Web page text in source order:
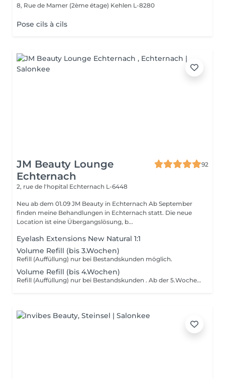
8, Rue de Mamer (2ème étage) Kehlen L-8280
Pose cils à cils
JM Beauty Lounge
Echternach
92
2, rue de l'hopital Echternach L-6448
Neu ab dem 01.09 JM Beauty in Echternach Ab September
finden meine Behandlungen in Echternach statt. Die neue
Location ist eine Übergangslösung, b...
Eyelash Extensions New Natural 1:1
Volume Refill (bis 3.Wochen)
Refill (Auffüllung) nur bei Bestandskunden möglich.
Volume Refill (bis 4.Wochen)
Refill (Auffüllung) nur bei Bestandskunden . Ab der 5.Woche Neupreis